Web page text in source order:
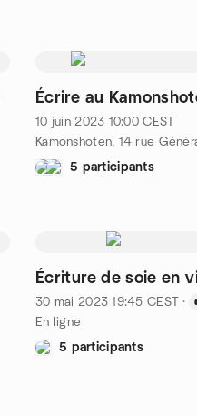
Écrire au
10 juin 2023 10:00 CEST
Kamonshoten, 14 rue
5 participants
Écriture de soie en
30 mai 2023 19:45 CEST ·
En ligne
5 participants